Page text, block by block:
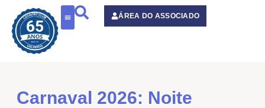
conteúdo
ÁREA DO ASSOCIADO
Carnaval 2026: Noite